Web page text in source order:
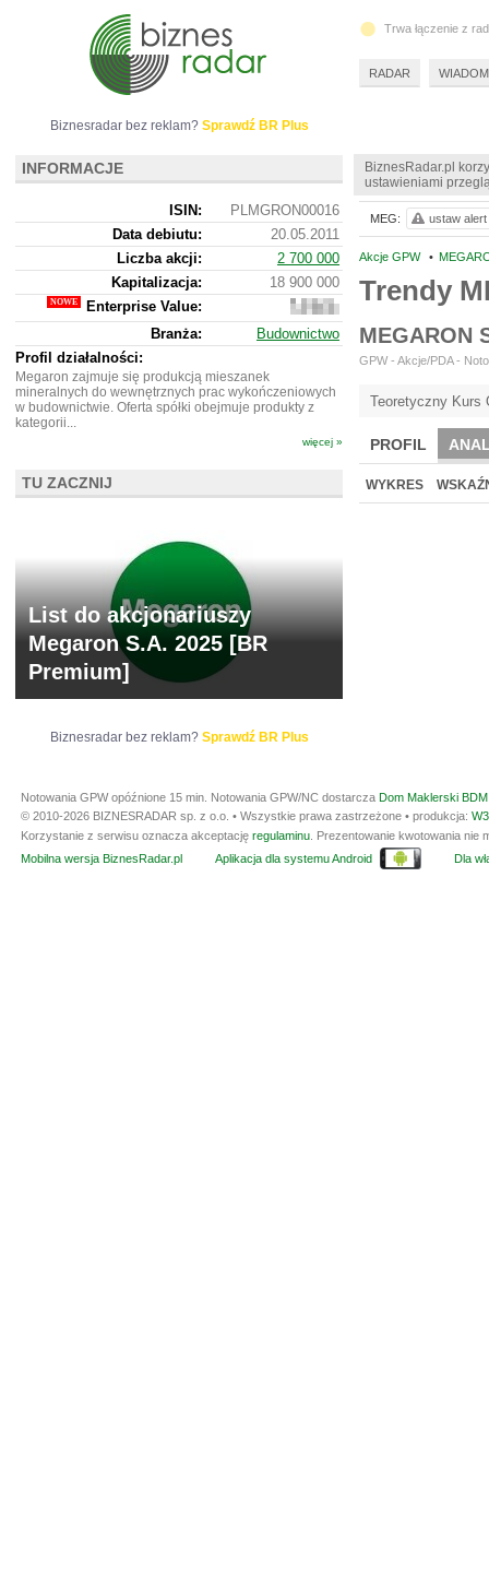
BiznesRadar.pl
ustawieniami
Akcje GPW •
Trendy
MEGARON
GPW - Akcje/PDA -
Teoretyczny Kurs
PROFIL
BR LAB
WYKRES
MEG: ustaw alert
Biznesradar bez reklam? Sprawdź BR Plus
INFORMACJE
ISIN:
PLMGRON00016
Data debiutu:
20.05.2011
Liczba akcji:
2 700 000
Kapitalizacja:
18 900 000
Enterprise Value:
324
000
Branża:
Budownictwo
Profil działalności:
Megaron zajmuje się produkcją mieszanek
mineralnych do wewnętrznych prac wykończeniowych
w budownictwie. Oferta spółki obejmuje produkty z
kategorii...
więcej »
TU ZACZNIJ
List do akcjonariuszy
Megaron S.A. 2025 [BR
Premium]
Biznesradar bez reklam? Sprawdź BR Plus
Trwa łączenie z
RADAR
Notowania GPW opóźnione 15 min. Notowania GPW/NC dostarcza Dom Maklerski
© 2010-2026 BIZNESRADAR sp. z o.o. • Wszystkie prawa zastrzeżone • produkcja:
Korzystanie z serwisu oznacza akceptację regulaminu . Prezentowanie kwotowania
Mobilna wersja BiznesRadar.pl
Aplikacja dla systemu Android Dla